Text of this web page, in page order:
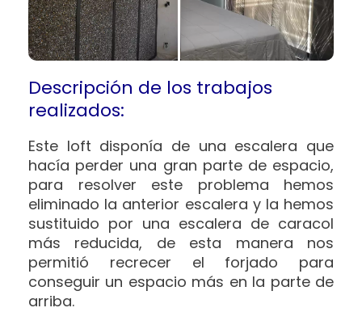
Descripción de los trabajos
realizados:
Este loft disponía de una escalera que
hacía perder una gran parte de espacio,
para resolver este problema hemos
eliminado la anterior escalera y la hemos
sustituido por una escalera de caracol
más reducida, de esta manera nos
permitió recrecer el forjado para
conseguir un espacio más en la parte de
arriba.